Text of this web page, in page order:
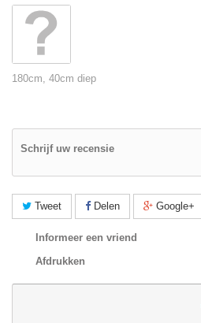
180cm, 40cm diep
Schrijf uw recensie
Tweet Delen Google+
Informeer een vriend
Afdrukken